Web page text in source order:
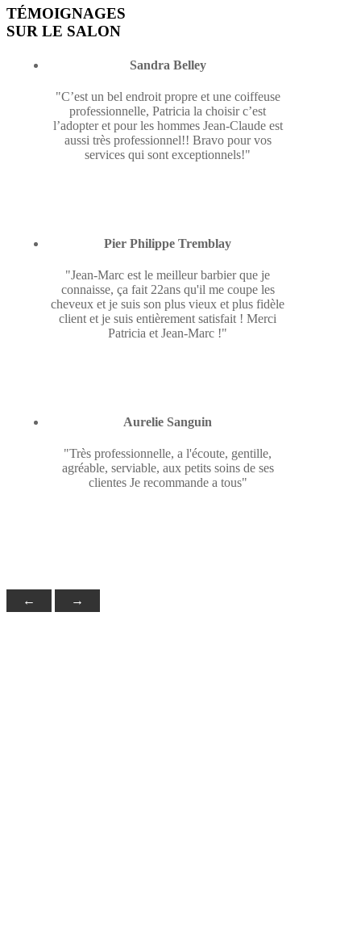
TÉMOIGNAGES
SUR LE SALON
Sandra Belley
"C’est un bel endroit propre et une coiffeuse
professionnelle, Patricia la choisir c’est
l’adopter et pour les hommes Jean-Claude est
aussi très professionnel!! Bravo pour vos
services qui sont exceptionnels!"
Pier Philippe Tremblay
"Jean-Marc est le meilleur barbier que je
connaisse, ça fait 22ans qu'il me coupe les
cheveux et je suis son plus vieux et plus fidèle
client et je suis entièrement satisfait ! Merci
Patricia et Jean-Marc !"
Aurelie Sanguin
"Très professionnelle, a l'écoute, gentille,
agréable, serviable, aux petits soins de ses
clientes Je recommande a tous"
← →